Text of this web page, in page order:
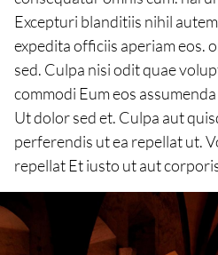
Excepturi blanditiis nihil
expedita officiis aperiam eos.
sed. Culpa nisi odit quae
commodi Eum eos
Ut dolor sed et. Culpa aut
perferendis ut ea repellat ut.
repellat Et iusto ut aut